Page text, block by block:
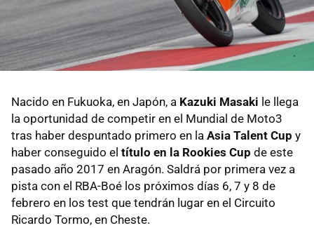
Nacido en Fukuoka, en Japón, a Kazuki Masaki le llega
la oportunidad de competir en el Mundial de Moto3
tras haber despuntado primero en la Asia Talent Cup y
haber conseguido el título en la Rookies Cup de este
pasado año 2017 en Aragón. Saldrá por primera vez a
pista con el RBA-Boé los próximos días 6, 7 y 8 de
febrero en los test que tendrán lugar en el Circuito
Ricardo Tormo, en Cheste.